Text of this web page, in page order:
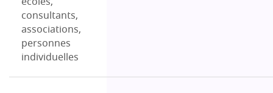
consultants,
associations,
personnes
individuelles